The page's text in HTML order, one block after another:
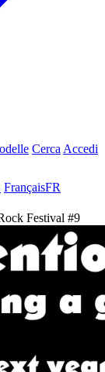
Cerca Accedi
FrançaisFR
Festival #9